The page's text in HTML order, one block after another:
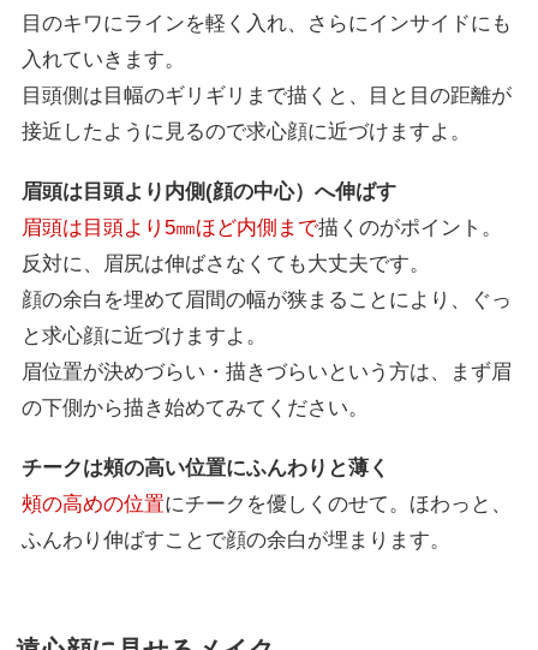
目のキワにラインを軽く入れ、さらにインサイドにも
入れていきます。
目頭側は目幅のギリギリまで描くと、目と目の距離が
接近したように見るので求心顔に近づけますよ。
眉頭は目頭より内側(顔の中心）へ伸ばす
眉頭は目頭より5㎜ほど内側まで描くのがポイント。
反対に、眉尻は伸ばさなくても大丈夫です。
顔の余白を埋めて眉間の幅が狭まることにより、ぐっ
と求心顔に近づけますよ。
眉位置が決めづらい・描きづらいという方は、まず眉
の下側から描き始めてみてください。
チークは頰の高い位置にふんわりと薄く
頰の高めの位置にチークを優しくのせて。ほわっと、
ふんわり伸ばすことで顔の余白が埋まります。